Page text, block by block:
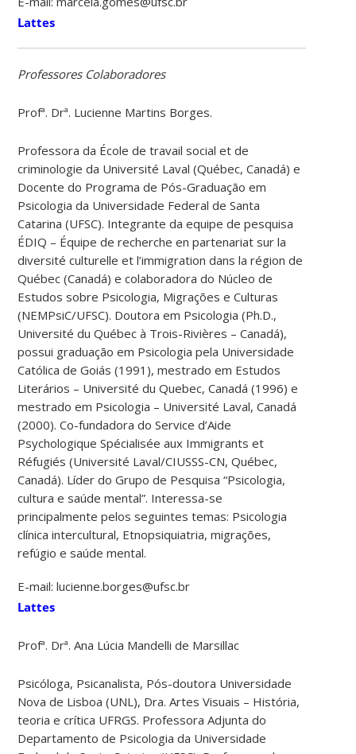
Lattes
Professores Colaboradores
Profª. Drª. Lucienne Martins Borges.
Professora da École de travail social et de
criminologie da Université Laval (Québec, Canadá) e
Docente do Programa de Pós-Graduação em
Psicologia da Universidade Federal de Santa
Catarina (UFSC). Integrante da equipe de pesquisa
ÉDIQ – Équipe de recherche en partenariat sur la
diversité culturelle et l’immigration dans la région de
Québec (Canadá) e colaboradora do Núcleo de
Estudos sobre Psicologia, Migrações e Culturas
(NEMPsiC/UFSC). Doutora em Psicologia (Ph.D.,
Université du Québec à Trois-Rivières – Canadá),
possui graduação em Psicologia pela Universidade
Católica de Goiás (1991), mestrado em Estudos
Literários – Université du Quebec, Canadá (1996) e
mestrado em Psicologia – Université Laval, Canadá
(2000). Co-fundadora do Service d’Aide
Psychologique Spécialisée aux Immigrants et
Réfugiés (Université Laval/CIUSSS-CN, Québec,
Canadá). Líder do Grupo de Pesquisa “Psicologia,
cultura e saúde mental”. Interessa-se
principalmente pelos seguintes temas: Psicologia
clínica intercultural, Etnopsiquiatria, migrações,
refúgio e saúde mental.
E-mail: lucienne.borges@ufsc.br
Lattes
Profª. Drª. Ana Lúcia Mandelli de Marsillac
Psicóloga, Psicanalista, Pós-doutora Universidade
Nova de Lisboa (UNL), Dra. Artes Visuais – História,
teoria e crítica UFRGS. Professora Adjunta do
Departamento de Psicologia da Universidade